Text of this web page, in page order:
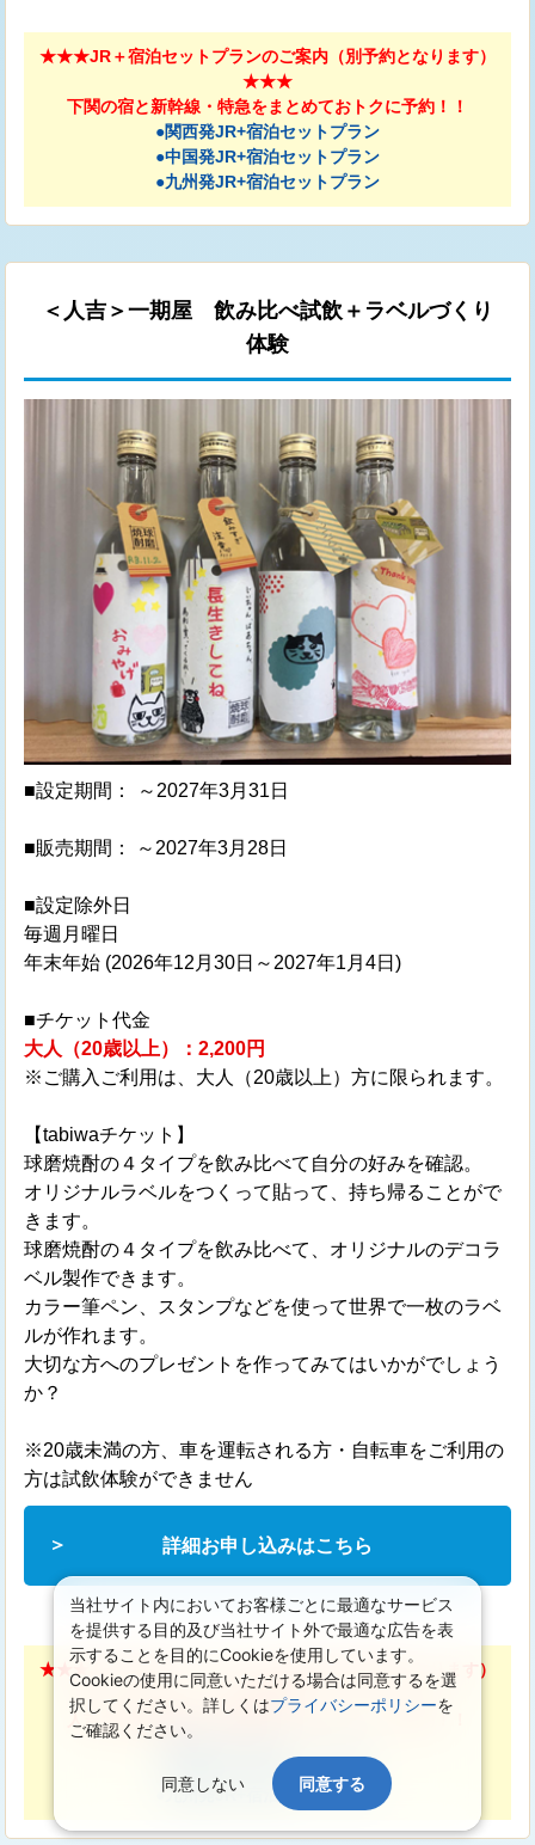
★★★JR＋宿泊セットプランのご案内（別予約となります）
★★★
下関の宿と新幹線・特急をまとめておトクに予約！！
●関西発JR+宿泊セットプラン
●中国発JR+宿泊セットプラン
●九州発JR+宿泊セットプラン
＜人吉＞一期屋 飲み比べ試飲＋ラベルづくり
体験
■設定期間： ～2027年3月31日
■販売期間： ～2027年3月28日
■設定除外日
毎週月曜日
年末年始 (2026年12月30日～2027年1月4日)
■チケット代金
大人（20歳以上）：2,200円
※ご購入ご利用は、大人（20歳以上）方に限られます。
【tabiwaチケット】
球磨焼酎の４タイプを飲み比べて自分の好みを確認。
オリジナルラベルをつくって貼って、持ち帰ることがで
きます。
球磨焼酎の４タイプを飲み比べて、オリジナルのデコラ
ベル製作できます。
カラー筆ペン、スタンプなどを使って世界で一枚のラベ
ルが作れます。
大切な方へのプレゼントを作ってみてはいかがでしょう
か？
※20歳未満の方、車を運転される方・自転車をご利用の
方は試飲体験ができません
詳細お申し込みはこちら
★★★JR＋宿泊セットプランのご案内（別予約となります）
★★★
人吉の宿と新幹線・特急をまとめておトクに予約！！
●関西発JR+宿泊セットプラン
●中国発JR+宿泊セットプラン
●九州発JR+宿泊セットプラン
当社サイト内においてお客様ごとに最適なサービス
を提供する目的及び当社サイト外で最適な広告を表
示することを目的にCookieを使用しています。
Cookieの使用に同意いただける場合は同意するを選
択してください。詳しくはプライバシーポリシーを
ご確認ください。
同意しない 同意する